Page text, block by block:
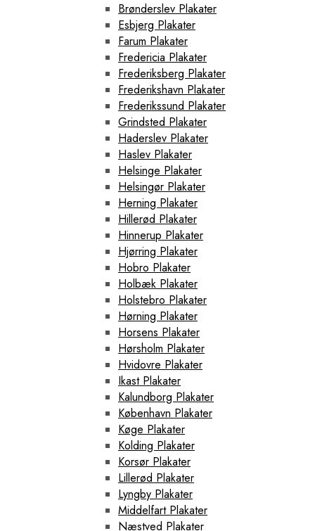
Brønderslev Plakater
Esbjerg Plakater
Farum Plakater
Fredericia Plakater
Frederiksberg Plakater
Frederikshavn Plakater
Frederikssund Plakater
Grindsted Plakater
Haderslev Plakater
Haslev Plakater
Helsinge Plakater
Helsingør Plakater
Herning Plakater
Hillerød Plakater
Hinnerup Plakater
Hjørring Plakater
Hobro Plakater
Holbæk Plakater
Holstebro Plakater
Hørning Plakater
Horsens Plakater
Hørsholm Plakater
Hvidovre Plakater
Ikast Plakater
Kalundborg Plakater
København Plakater
Køge Plakater
Kolding Plakater
Korsør Plakater
Lillerød Plakater
Lyngby Plakater
Middelfart Plakater
Næstved Plakater